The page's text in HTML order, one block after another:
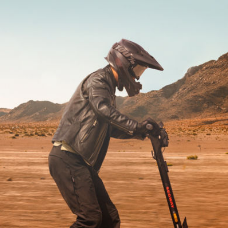
Dimensions et Poids
Dimensions du produit - Dépliée
1350×661×1388mm
Dimensions du produit - Plié
1350×661×700mm
Poids net